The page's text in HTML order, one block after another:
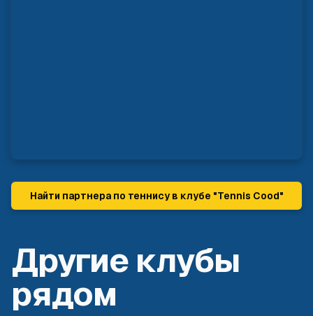
Найти партнера по теннису в клубе "Tennis Cood"
Другие клубы
рядом